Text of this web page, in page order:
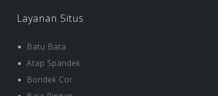
Layanan Situs
Batu Bata
Atap Spandek
Bondek Cor